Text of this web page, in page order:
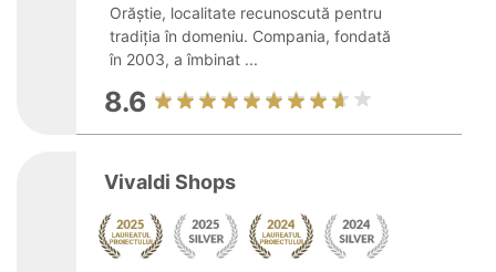
Orăștie, localitate recunoscută pentru
tradiția în domeniu. Compania, fondată
în 2003, a îmbinat ...
8.6
Vivaldi Shops